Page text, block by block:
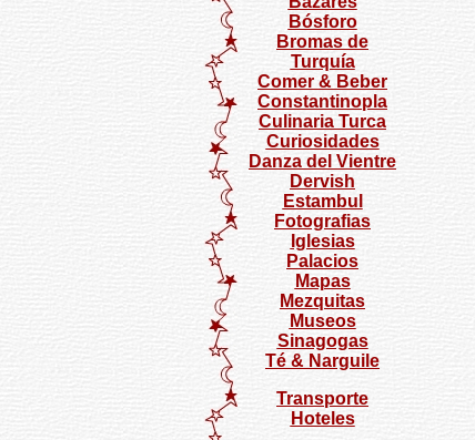
Bósforo
Bromas de
Turquía
Comer & Beber
Constantinopla
Culinaria Turca
Curiosidades
Danza del Vientre
Dervish
Estambul
Fotografias
Iglesias
Palacios
Mapas
Mezquitas
Museos
Sinagogas
Té & Narguile
Transporte
Hoteles